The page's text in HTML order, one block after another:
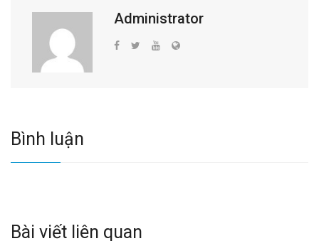
Administrator
Bình luận
Bài viết liên quan